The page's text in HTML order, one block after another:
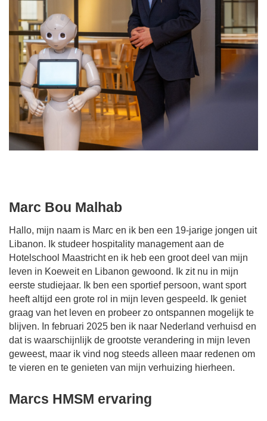
Marc Bou Malhab
Hallo, mijn naam is Marc en ik ben een 19-jarige jongen uit
Libanon. Ik studeer hospitality management aan de
Hotelschool Maastricht en ik heb een groot deel van mijn
leven in Koeweit en Libanon gewoond. Ik zit nu in mijn
eerste studiejaar. Ik ben een sportief persoon, want sport
heeft altijd een grote rol in mijn leven gespeeld. Ik geniet
graag van het leven en probeer zo ontspannen mogelijk te
blijven. In februari 2025 ben ik naar Nederland verhuisd en
dat is waarschijnlijk de grootste verandering in mijn leven
geweest, maar ik vind nog steeds alleen maar redenen om
te vieren en te genieten van mijn verhuizing hierheen.
Marcs HMSM ervaring